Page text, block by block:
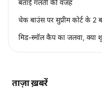
बताई गलती की वजह
चेक बाउंस पर सुप्रीम कोर्ट के 2
मिड-स्मॉल कैप का जलवा, क्या
ताज़ा ख़बरें